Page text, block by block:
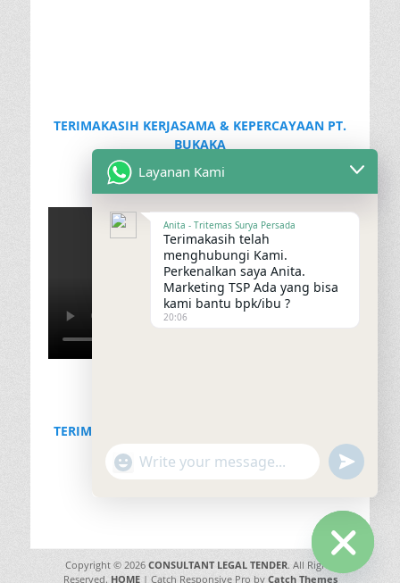
TERIMAKASIH KERJASAMA & KEPERCAYAAN PT.
BUKAKA
TERIMAKASIH KERJASAMA & KEPERCAYAAN PT.
GEOPATRA GROUP
Copyright © 2026 CONSULTANT LEGAL TENDER. All Rights
Reserved. HOME| Catch Responsive Pro by Catch Themes Hide
Layanan Kami
Anita - Tritemas Surya Persada
Terimakasih telah
menghubungi Kami.
Perkenalkan saya Anita.
Marketing TSP Ada yang bisa
kami bantu bpk/ibu ?
20:06
"+chaty_settings.lang.emoji_picker+"
WhatsApp
undefined